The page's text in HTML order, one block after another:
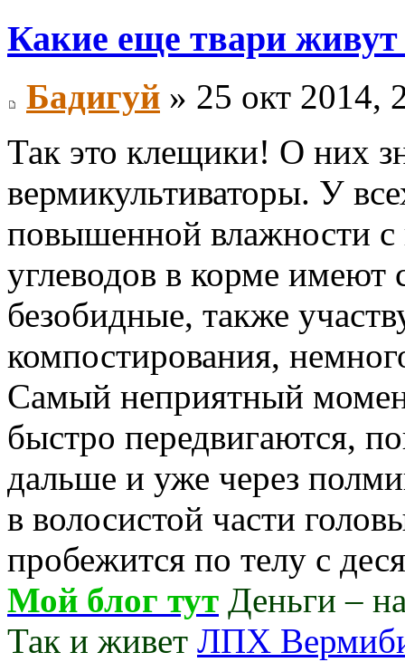
Какие еще твари
Бадигуй » 25 окт 2014,
Так это клещики! О них
вермикультиваторы. У
повышенной влажности
углеводов в корме
безобидные, также
компостирования,
Самый неприятный
быстро передвигаются,
дальше и уже через
в волосистой части
пробежится по телу с
Мой блог тут Деньги –
Так и живет ЛПХ